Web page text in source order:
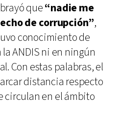
que“nadie me
de corrupción”,
conocimiento de
ANDIS ni en ningún
Con estas palabras, el
distancia respecto
circulan en el ámbito